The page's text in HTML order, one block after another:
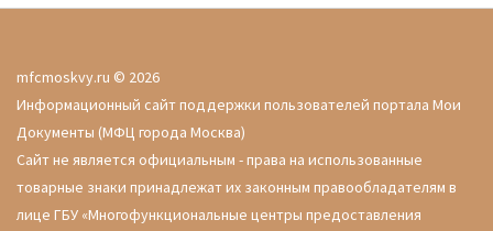
mfcmoskvy.ru © 2026
Информационный сайт поддержки пользователей портала Мои
Документы (МФЦ города Москва)
Сайт не является официальным - права на использованные
товарные знаки принадлежат их законным правообладателям в
лице ГБУ «Многофункциональные центры предоставления